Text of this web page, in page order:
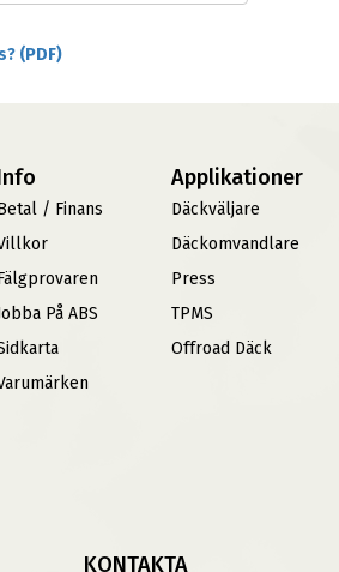
(PDF)
/ Finans
På ABS
Applikationer
Däckväljare
Däckomvandlare
Press
TPMS
Offroad Däck
KONTAKTA